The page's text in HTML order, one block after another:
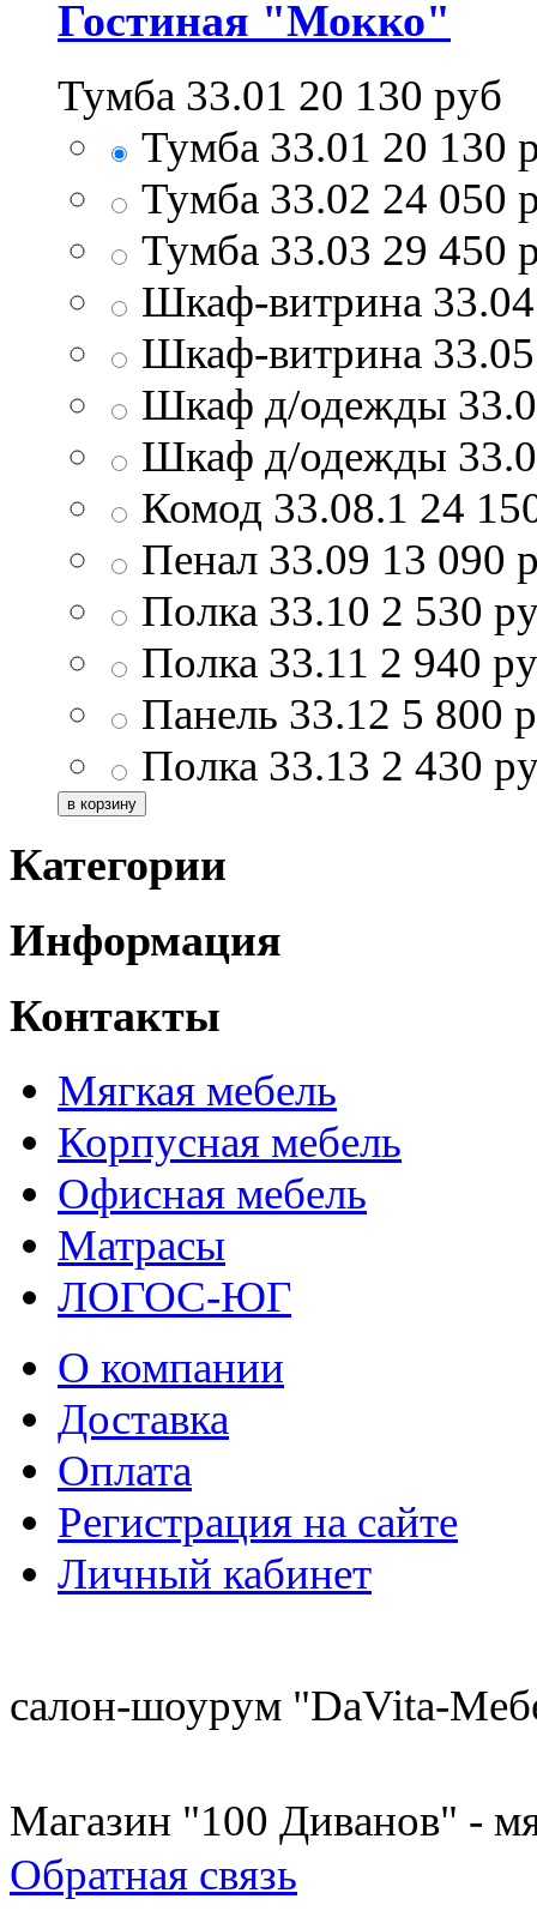
Гостиная "Мокко"
Тумба 33.01 20 130 руб
Тумба 33.01 20 130
Тумба 33.02 24 050
Тумба 33.03 29 450
Шкаф-витрина 33.04
Шкаф-витрина 33.05
Шкаф д/одежды
Шкаф д/одежды
Комод 33.08.1 24
Пенал 33.09 13 090
Полка 33.10 2 530
Полка 33.11 2 940
Панель 33.12 5 800
Полка 33.13 2 430
Категории
Информация
Контакты
Мягкая мебель
Корпусная мебель
Офисная мебель
Матрасы
ЛОГОС-ЮГ
О компании
Доставка
Оплата
Регистрация на сайте
Личный кабинет
салон-шоурум "DaVita-
Магазин "100 Диванов" -
Обратная связь